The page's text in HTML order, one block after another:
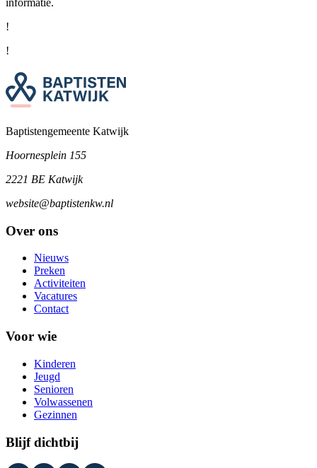
informatie.
!
!
Baptistengemeente Katwijk
Hoornesplein 155
2221 BE Katwijk
website@baptistenkw.nl
Over ons
Nieuws
Preken
Activiteiten
Vacatures
Contact
Voor wie
Kinderen
Jeugd
Senioren
Volwassenen
Gezinnen
Blijf dichtbij